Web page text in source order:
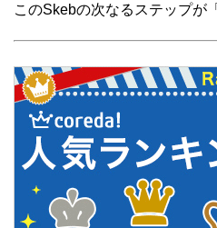
このSkebの次なるステップが「